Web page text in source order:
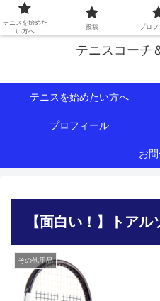
初心者∼中級者向けの情報を
テニスコーチ
テニスを始めたい方へ
プロフィール
お
【面白い！】トアル
その他用品
テニスを始めた
い方へ
投稿 プロ